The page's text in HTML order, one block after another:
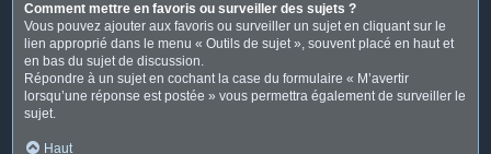
Comment mettre en favoris ou surveiller des sujets ?
Vous pouvez ajouter aux favoris ou surveiller un sujet en cliquant sur le
lien approprié dans le menu « Outils de sujet », souvent placé en haut et
en bas du sujet de discussion.
Répondre à un sujet en cochant la case du formulaire « M’avertir
lorsqu’une réponse est postée » vous permettra également de surveiller le
sujet.
Haut